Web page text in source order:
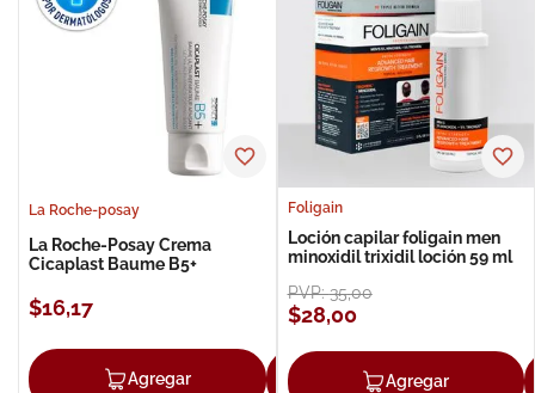
La Roche-posay
La Roche-Posay Crema
Cicaplast Baume B5+
$16,17
Agregar Agregar
Foligain
Loción capilar foligain men
minoxidil trixidil loción 59 ml
PVP:35,00
$28,00
Agregar